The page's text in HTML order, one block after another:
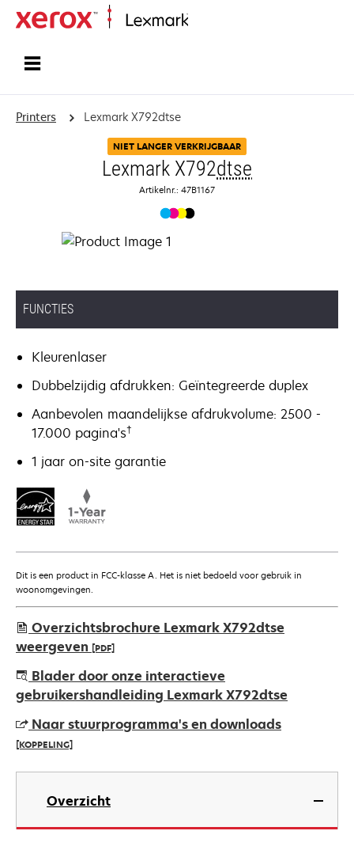
Printers Lexmark X792dtse
NIET LANGER VERKRIJGBAAR
Lexmark X792dtse
Artikelnr.: 47B1167
FUNCTIES
Kleurenlaser
Dubbelzijdig afdrukken: Geïntegreerde duplex
Aanbevolen maandelijkse afdrukvolume: 2500 -
17.000 pagina's†
1 jaar on-site garantie
Dit is een product in FCC-klasse A. Het is niet bedoeld voor gebruik in
woonomgevingen.
Overzichtsbrochure Lexmark X792dtse
weergeven [PDF]
opens
in
new
tab
Blader door onze interactieve
gebruikershandleiding Lexmark X792dtse
Naar stuurprogramma's en downloads
[KOPPELING]
opens
new
Overzicht